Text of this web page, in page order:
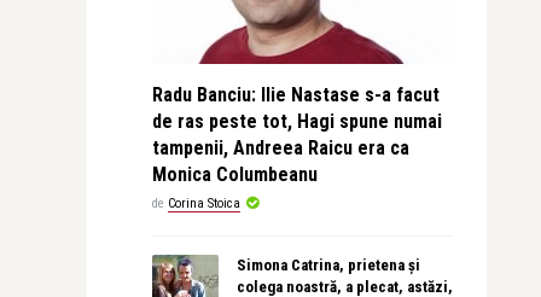
Radu Banciu: Ilie Nastase s-a facut
de ras peste tot, Hagi spune numai
tampenii, Andreea Raicu era ca
Monica Columbeanu
de Corina Stoica
Simona Catrina, prietena și
colega noastră, a plecat, astăzi,